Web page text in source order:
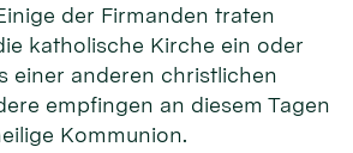
der Firmanden traten
katholische Kirche ein oder
einer anderen christlichen
empfingen an diesem Tagen
Kommunion.